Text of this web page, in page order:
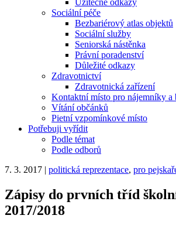
Sociální péče
Bezbariérový atlas objektů
Sociální služby
Seniorská nástěnka
Právní poradenství
Důležité odkazy
Zdravotnictví
Zdravotnická zařízení
Kontaktní místo pro nájemníky a
Vítání občánků
Pietní vzpomínkové místo
Potřebuji vyřídit
Podle témat
Podle odborů
7. 3. 2017 | politická reprezentace, pro
Zápisy do prvních tříd
2017/2018